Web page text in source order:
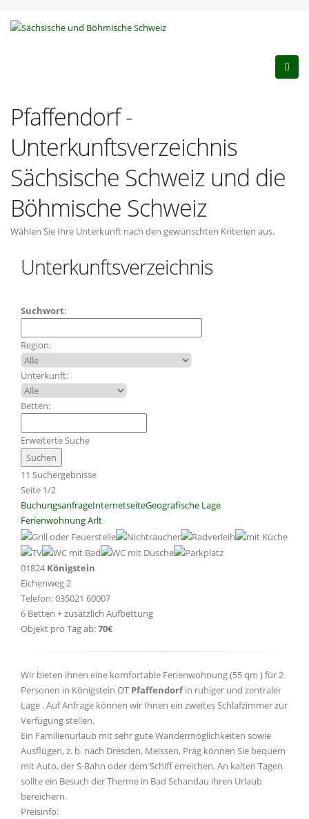
Pfaffendorf -
Unterkunftsverzeichnis
Sächsische Schweiz und die
Böhmische Schweiz
Wählen Sie Ihre Unterkunft nach den gewünschten Kriterien aus.
Unterkunftsverzeichnis
Suchwort:
Region:
Unterkunft:
Betten:
Erweiterte Suche
11 Suchergebnisse
Seite 1/2
BuchungsanfrageInternetseiteGeografische Lage
Ferienwohnung Arlt
01824 Königstein
Eichenweg 2
Telefon: 035021 60007
6 Betten + zusätzlich Aufbettung
Objekt pro Tag ab:70€
Wir bieten ihnen eine komfortable Ferienwohnung (55 qm ) für 2
Personen in Königstein OT Pfaffendorfin ruhiger und zentraler
Lage . Auf Anfrage können wir Ihnen ein zweites Schlafzimmer zur
Verfügung stellen.
Ein Familienurlaub mit sehr gute Wandermöglichkeiten sowie
Ausflügen, z. b. nach Dresden, Meissen, Prag können Sie bequem
mit Auto, der S-Bahn oder dem Schiff erreichen. An kalten Tagen
sollte ein Besuch der Therme in Bad Schandau ihren Urlaub
bereichern.
Preisinfo: